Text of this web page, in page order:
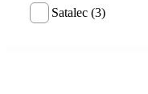
Satalec (3)